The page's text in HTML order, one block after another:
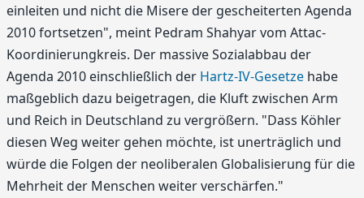
einleiten und nicht die Misere der gescheiterten Agenda
2010 fortsetzen", meint Pedram Shahyar vom Attac-
Koordinierungkreis. Der massive Sozialabbau der
Agenda 2010 einschließlich der Hartz-IV-Gesetze habe
maßgeblich dazu beigetragen, die Kluft zwischen Arm
und Reich in Deutschland zu vergrößern. "Dass Köhler
diesen Weg weiter gehen möchte, ist unerträglich und
würde die Folgen der neoliberalen Globalisierung für die
Mehrheit der Menschen weiter verschärfen."